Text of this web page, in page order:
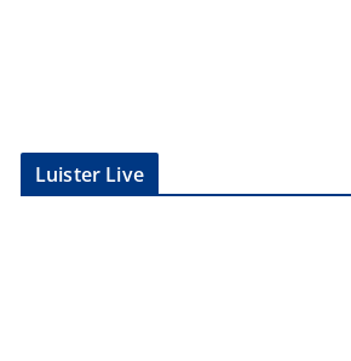
Luister Live